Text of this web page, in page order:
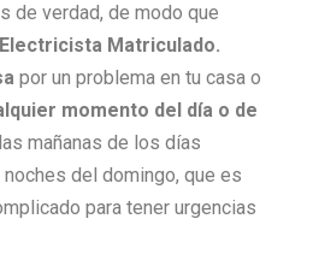
de verdad, de modo que
Electricista Matriculado.
por un problema en tu casa o
momento del día o de
mañanas de los días
noches del domingo, que es
para tener urgencias